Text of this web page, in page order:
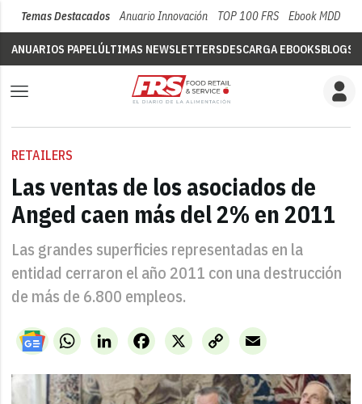
Temas Destacados Anuario Innovación TOP 100 FRS Ebook MDD
ANUARIOS PAPELÚLTIMAS NEWSLETTERSDESCARGA EBOOKSBLOGS
RETAILERS
Las ventas de los asociados de
Anged caen más del 2% en 2011
Las grandes superficies representadas en la
entidad cerraron el año 2011 con una destrucción
de más de 6.800 empleos.
WhatsAppLinkedIn X
Facebook
Copy
Link
Email